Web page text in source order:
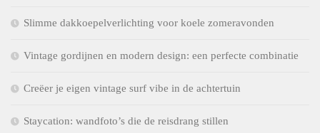
Slimme dakkoepelverlichting voor koele zomeravonden
Vintage gordijnen en modern design: een perfecte combinatie
Creëer je eigen vintage surf vibe in de achtertuin
Staycation: wandfoto’s die de reisdrang stillen